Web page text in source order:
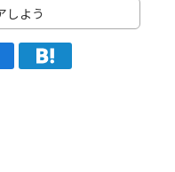
しよう